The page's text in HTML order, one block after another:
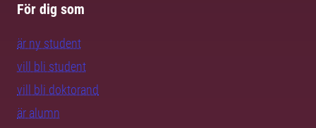
För dig som
är ny student
vill bli student
vill bli doktorand
är alumn